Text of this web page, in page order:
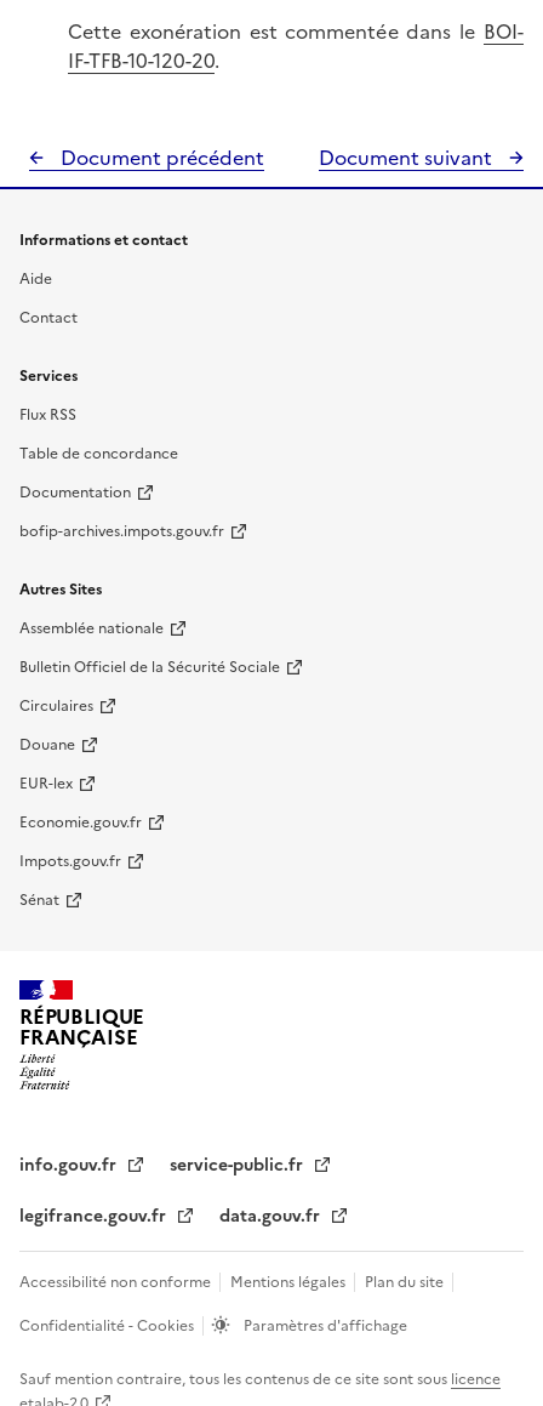
Cette exonération est commentée dans le BOI-
IF-TFB-10-120-20.
Document précédent Document suivant
Informations et contact
Aide
Contact
Services
Flux RSS
Table de concordance
Documentation
bofip-archives.impots.gouv.fr
Autres Sites
Assemblée nationale
Bulletin Officiel de la Sécurité Sociale
Circulaires
Douane
EUR-lex
Economie.gouv.fr
Impots.gouv.fr
Sénat
RÉPUBLIQUE
FRANÇAISE
info.gouv.fr
service-public.fr
legifrance.gouv.fr
data.gouv.fr
Accessibilité non conforme Mentions légales
Plan du site
Confidentialité - Cookies
Paramètres d'affichage
Sauf mention contraire, tous les contenus de ce site sont sous licence